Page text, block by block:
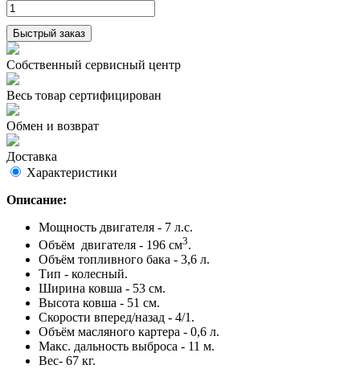
Быстрый заказ
Собственный сервисный центр
Весь товар сертифицирован
Обмен и возврат
Доставка
Характеристики
Описание:
Мощность двигателя - 7 л.с.
Объём двигателя - 196 см3.
Объём топливного бака - 3,6 л.
Тип - колесный.
Ширина ковша - 53 см.
Высота ковша - 51 см.
Скорости вперед/назад - 4/1.
Объём масляного картера - 0,6 л.
Макс. дальность выброса - 11 м.
Вес- 67 кг.